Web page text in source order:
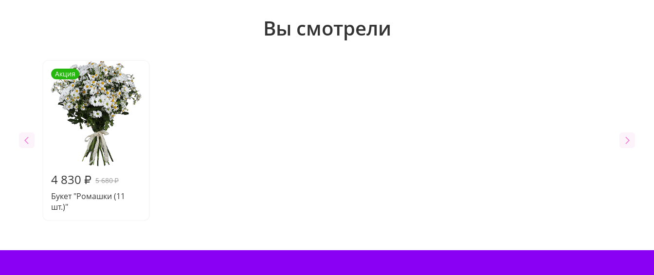
Вы смотрели
Акция
4 830 ₽ 5 680₽
Букет "Ромашки (11
шт.)"